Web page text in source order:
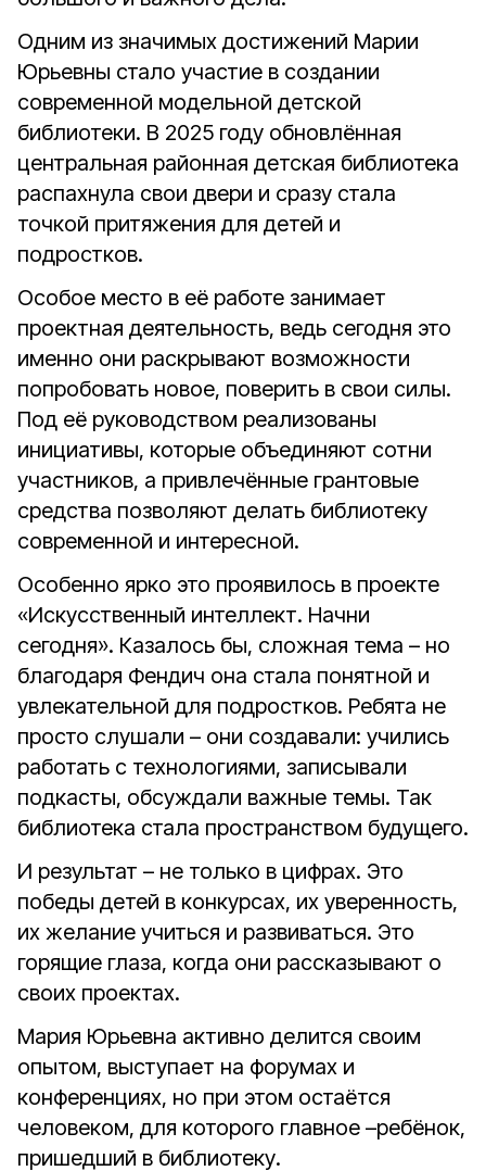
Одним из значимых достижений Марии
Юрьевны стало участие в создании
современной модельной детской
библиотеки. В 2025 году обновлённая
центральная районная детская библиотека
распахнула свои двери и сразу стала
точкой притяжения для детей и
подростков.
Особое место в её работе занимает
проектная деятельность, ведь сегодня это
именно они раскрывают возможности
попробовать новое, поверить в свои силы.
Под её руководством реализованы
инициативы, которые объединяют сотни
участников, а привлечённые грантовые
средства позволяют делать библиотеку
современной и интересной.
Особенно ярко это проявилось в проекте
«Искусственный интеллект. Начни
сегодня». Казалось бы, сложная тема – но
благодаря Фендич она стала понятной и
увлекательной для подростков. Ребята не
просто слушали – они создавали: учились
работать с технологиями, записывали
подкасты, обсуждали важные темы. Так
библиотека стала пространством будущего.
И результат – не только в цифрах. Это
победы детей в конкурсах, их уверенность,
их желание учиться и развиваться. Это
горящие глаза, когда они рассказывают о
своих проектах.
Мария Юрьевна активно делится своим
опытом, выступает на форумах и
конференциях, но при этом остаётся
человеком, для которого главное –ребёнок,
пришедший в библиотеку.